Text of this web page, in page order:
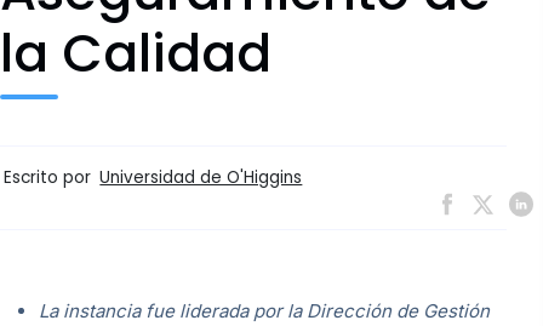
la Calidad
Escrito por Universidad de O'Higgins
La instancia fue liderada por la Dirección de Gestión